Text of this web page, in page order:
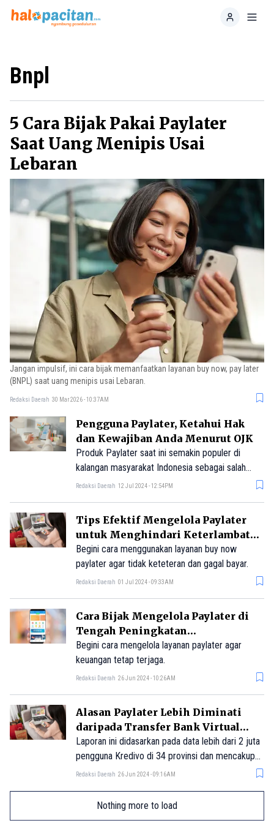
Home
Bnpl
5 Cara Bijak Pakai Paylater
Saat Uang Menipis Usai
Lebaran
Jangan impulsif, ini cara bijak memanfaatkan layanan buy now, pay later
(BNPL) saat uang menipis usai Lebaran.
Redaksi Daerah 30 Mar 2026 - 10:37AM
Pengguna Paylater, Ketahui Hak
dan Kewajiban Anda Menurut OJK
Produk Paylater saat ini semakin populer di
kalangan masyarakat Indonesia sebagai salah
satu cara mudah mengakses kredit untuk
Redaksi Daerah 12 Jul 2024 - 12:54PM
Tips Efektif Mengelola Paylater
untuk Menghindari Keterlambatan
Bayar
Begini cara menggunakan layanan buy now
paylater agar tidak keteteran dan gagal bayar.
Redaksi Daerah 01 Jul 2024 - 09:33AM
Cara Bijak Mengelola Paylater di
Tengah Peningkatan
Penggunaannya
Begini cara mengelola layanan paylater agar
keuangan tetap terjaga.
Redaksi Daerah 26 Jun 2024 - 10:26AM
Alasan Paylater Lebih Diminati
daripada Transfer Bank Virtual
untuk Belanja Online
Laporan ini didasarkan pada data lebih dari 2 juta
pengguna Kredivo di 34 provinsi dan mencakup
lebih dari 20 juta transaksi. Survei dilakukan
dengan total responden hampir mencapai 7.000
Redaksi Daerah 26 Jun 2024 - 09:16AM
Nothing more to load